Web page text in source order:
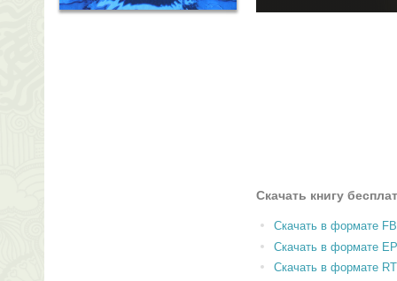
Скачать книгу
Скачать в формате
Скачать в формате
Скачать в формате